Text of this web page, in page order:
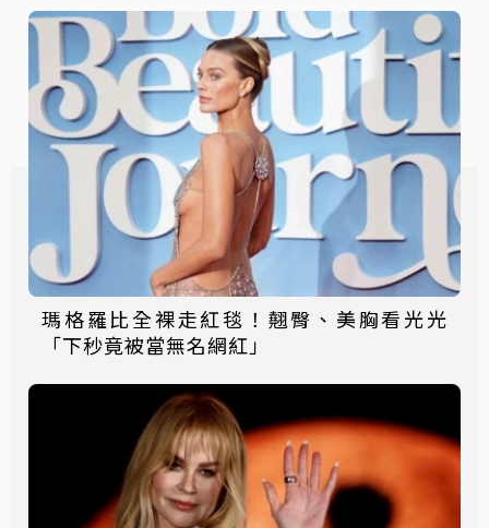
瑪格羅比全裸走紅毯！翹臀、美胸看光光
「下秒竟被當無名網紅」